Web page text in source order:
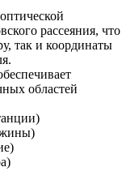
рассеяния, что
так и координаты
областей